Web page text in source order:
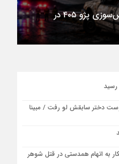
۳فوتی در واژگونی و آتش‌سوزی پژو ۴۰۵ در
دختر سابقش لو رفت / مبینا
به اتهام همدستی در قتل شوهر